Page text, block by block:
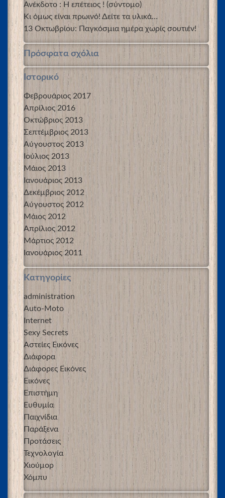
Ανέκδοτο : Η επέτειος ! (σύντομο)
Κι όμως είναι πρωινό! Δείτε τα υλικά…
13 Οκτωβρίου: Παγκόσμια ημέρα χωρίς σουτιέν!
Πρόσφατα σχόλια
Ιστορικό
Φεβρουάριος 2017
Απρίλιος 2016
Οκτώβριος 2013
Σεπτέμβριος 2013
Αύγουστος 2013
Ιούλιος 2013
Μάιος 2013
Ιανουάριος 2013
Δεκέμβριος 2012
Αύγουστος 2012
Μάιος 2012
Απρίλιος 2012
Μάρτιος 2012
Ιανουάριος 2011
Kατηγορίες
administration
Auto-Moto
Internet
Sexy Secrets
Αστείες Εικόνες
Διάφορα
Διάφορες Εικόνες
Εικόνες
Επιστήμη
Ευθυμία
Παιχνίδια
Παράξενα
Προτάσεις
Τεχνολογία
Χιούμορ
Χόμπυ